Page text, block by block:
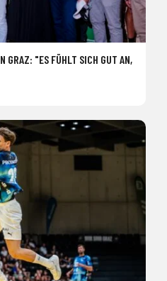
GRAZ: "ES FÜHLT SICH GUT AN,